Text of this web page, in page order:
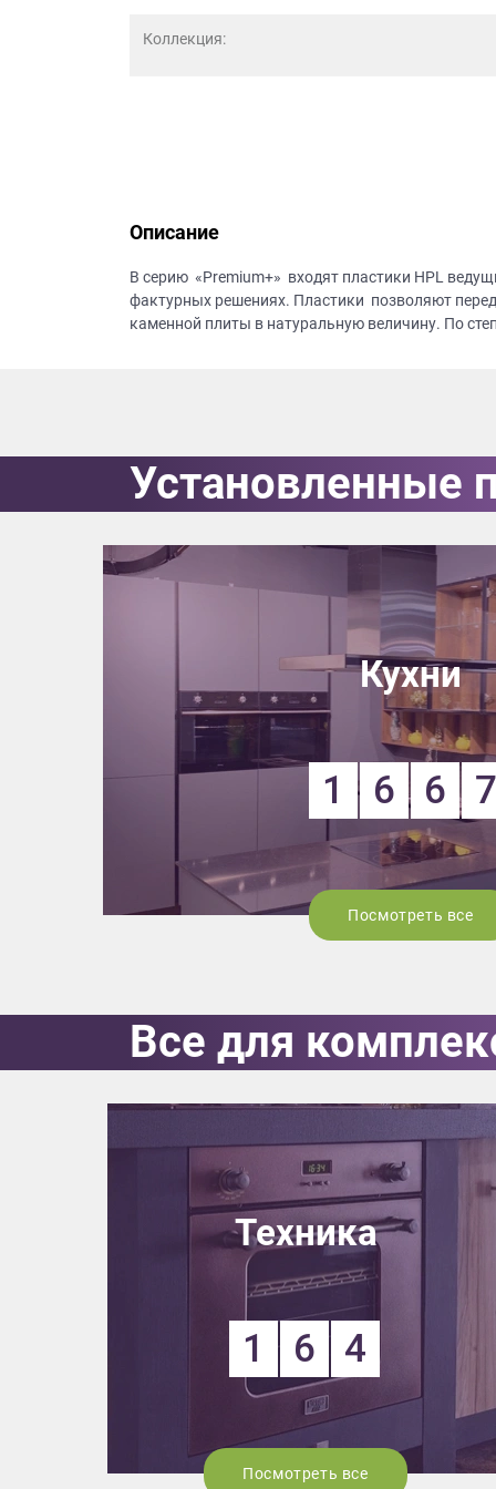
Коллекция:
Описание
В серию «Premium+» входят пластики HPL
фактурных решениях. Пластики позволяют
каменной плиты в натуральную величину. По
Установленные
Кухни
1 6 6 7
Посмотреть все
Все для
Техника
1 6 4
Посмотреть все
с